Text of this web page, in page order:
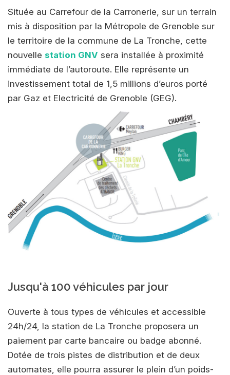
Située au Carrefour de la Carronerie, sur un terrain
mis à disposition par la Métropole de Grenoble sur
le territoire de la commune de La Tronche, cette
nouvelle station GNV sera installée à proximité
immédiate de l’autoroute. Elle représente un
investissement total de 1,5 millions d’euros porté
par Gaz et Electricité de Grenoble (GEG).
Jusqu'à 100 véhicules par jour
Ouverte à tous types de véhicules et accessible
24h/24, la station de La Tronche proposera un
paiement par carte bancaire ou badge abonné.
Dotée de trois pistes de distribution et de deux
automates, elle pourra assurer le plein d’un poids-